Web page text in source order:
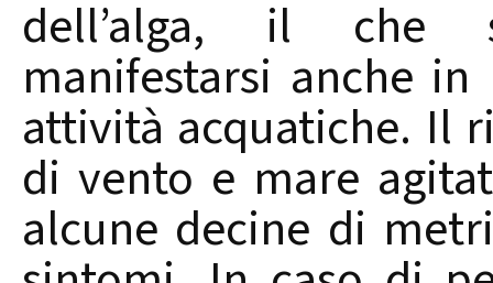
dell’alga, il che
manifestarsi anche
attività acquatiche. Il
di vento e mare
alcune decine di